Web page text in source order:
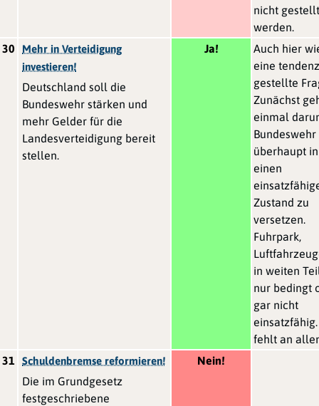
nicht gestellt
werden.
30
Mehr in Verteidigung
investieren!
Deutschland soll die
Bundeswehr stärken und
mehr Gelder für die
Landesverteidigung bereit
stellen.
Ja!
Auch hier
eine
gestellte
Zunächst
einmal
Bundeswehr
überhaupt in
einen
Zustand zu
versetzen.
Fuhrpark,
in weiten
nur bedingt
gar nicht
einsatzfähig.
fehlt an
31
Schuldenbremse reformieren!
Die im Grundgesetz
festgeschriebene
Nein!